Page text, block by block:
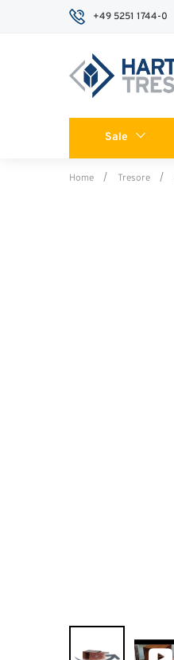
+49 5251 1744-0
Sale
Home Tresore